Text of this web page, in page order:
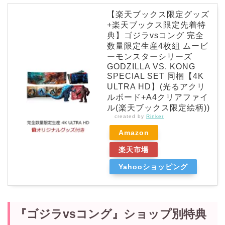
【楽天ブックス限定グッズ
+楽天ブックス限定先着特
典】ゴジラvsコング 完全
数量限定生産4枚組 ムービ
ーモンスターシリーズ
GODZILLA VS. KONG
SPECIAL SET 同梱【4K
ULTRA HD】(光るアクリ
ルボード+A4クリアファイ
ル(楽天ブックス限定絵柄))
created by Rinker
Amazon
楽天市場
Yahooショッピング
『ゴジラvsコング』ショップ別特典